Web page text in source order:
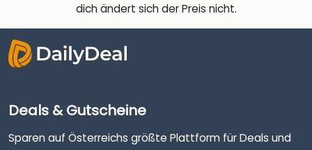
dich ändert sich der Preis nicht.
Deals & Gutscheine
Sparen auf Österreichs größte Plattform für Deals und